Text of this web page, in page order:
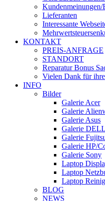
Kundenmeinungen/
Lieferanten
Interessante
KONTAKT
PREIS-ANFRAGE
STANDORT
Reparatur Bonus
Vielen Dank für
INFO
Bilder
Galerie Acer
Galerie
Galerie Asus
Galerie DELL
Galerie
Galerie HP/
Galerie Sony
Laptop
Laptop
Laptop
BLOG
NEWS